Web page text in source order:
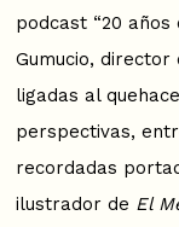
podcast “20 años
Gumucio,
ligadas al
perspectivas,
recordadas
ilustrador de El